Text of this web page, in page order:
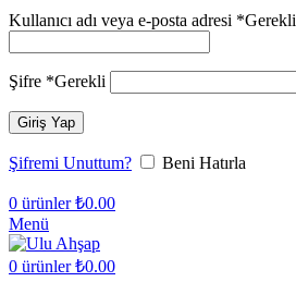
Kullanıcı adı veya e-posta adresi *Gerekli
Şifre *Gerekli
Giriş Yap
Şifremi Unuttum? Beni Hatırla
0 ürünler ₺0.00
Menü
0 ürünler ₺0.00